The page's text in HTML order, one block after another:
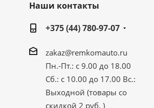
Наши контакты
+375 (44) 780-97-07
zakaz@remkomauto.ru
Пн.-Пт.: с 9.00 до 18.00
Сб.: с 10.00 до 17.00 Вс.:
Выходной (товары со
скидкой 2 руб. )